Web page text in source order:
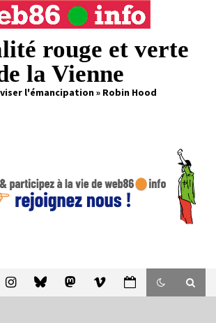
rouge et verte
la Vienne
l'émancipation » Robin Hood